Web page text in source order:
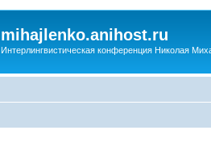
mihajlenko.anihost.ru
Интерлингвистическая конференция Николая